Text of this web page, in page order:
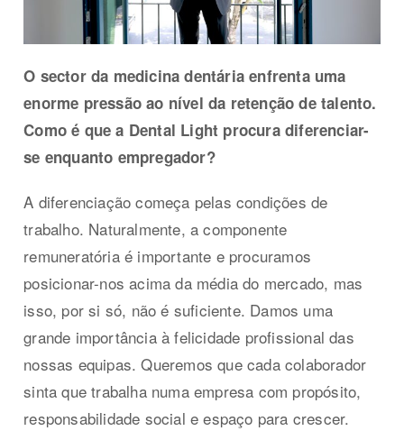
O sector da medicina dentária enfrenta uma
enorme pressão ao nível da retenção de talento.
Como é que a Dental Light procura diferenciar-
se enquanto empregador?
A diferenciação começa pelas condições de
trabalho. Naturalmente, a componente
remuneratória é importante e procuramos
posicionar-nos acima da média do mercado, mas
isso, por si só, não é suficiente. Damos uma
grande importância à felicidade profissional das
nossas equipas. Queremos que cada colaborador
sinta que trabalha numa empresa com propósito,
responsabilidade social e espaço para crescer.